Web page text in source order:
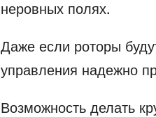
неровных полях.
Даже если роторы
управления надежно
Возможность делать